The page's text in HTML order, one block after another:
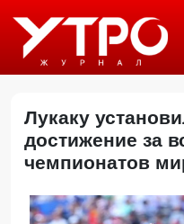
Лукаку
достижение за
чемпионатов